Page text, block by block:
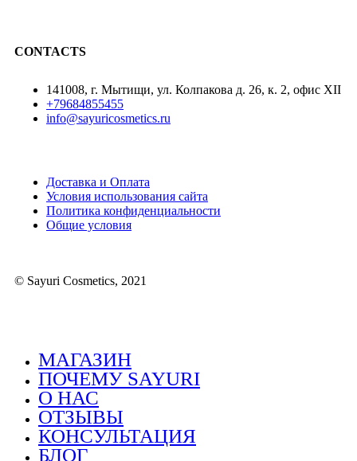
CONTACTS
141008, г. Мытищи, ул. Колпакова д. 26, к. 2, офис XII
+79684855455
info@sayuricosmetics.ru
Доставка и Оплата
Условия использования сайта
Политика конфиденциальности
Общие условия
© Sayuri Cosmetics, 2021
МАГАЗИН
ПОЧЕМУ SAYURI
О НАС
ОТЗЫВЫ
КОНСУЛЬТАЦИЯ
БЛОГ